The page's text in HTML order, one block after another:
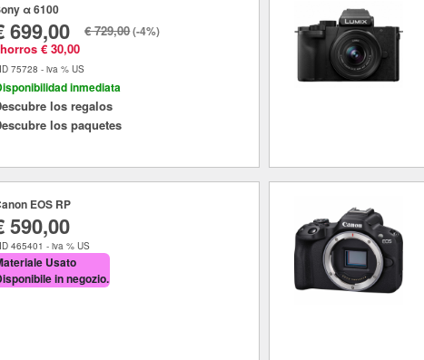
α 6100
699,00
€ 30,00
€ 729,00(-4%)
75728 - iva % US
inmediata
los regalos
los paquetes
EOS RP
590,00
465401 - iva % US
Usato
in negozio.